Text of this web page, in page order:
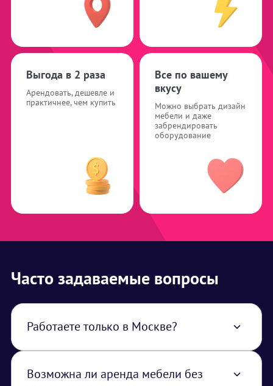
Выгода в 2 раза
Арендовать, дешевле и
практичнее, чем купить
Все по вашему
вкусу
Можно выбрать дизайн
мебели и даже
забрендировать
оборудование
Часто задаваемые вопросы
Работаете только в Москве?
стоимость услуги закладывается логистика
из Москвы.
Возможна ли аренда мебели без